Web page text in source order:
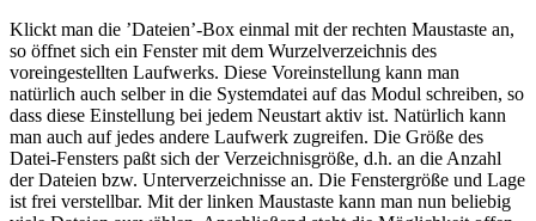
Klickt man die ’Dateien’-Box einmal mit der rechten Maustaste an,
so öffnet sich ein Fenster mit dem Wurzelverzeichnis des
voreingestellten Laufwerks. Diese Voreinstellung kann man
natürlich auch selber in die Systemdatei auf das Modul schreiben, so
dass diese Einstellung bei jedem Neustart aktiv ist. Natürlich kann
man auch auf jedes andere Laufwerk zugreifen. Die Größe des
Datei-Fensters paßt sich der Verzeichnisgröße, d.h. an die Anzahl
der Dateien bzw. Unterverzeichnisse an. Die Fenstergröße und Lage
ist frei verstellbar. Mit der linken Maustaste kann man nun beliebig